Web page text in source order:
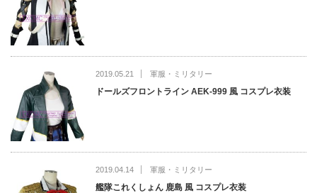
2019.05.21 軍服・ミリタリー
ドールズフロントライン AEK-999 風 コスプレ衣装
2019.04.14 軍服・ミリタリー
艦隊これくしょん 鹿島 風 コスプレ衣装